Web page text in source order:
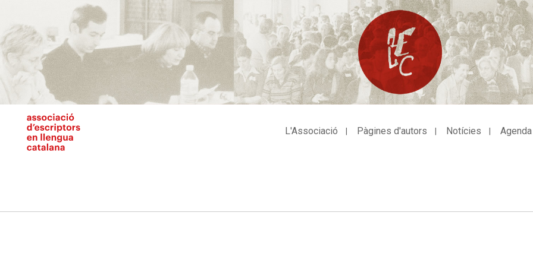
contingut
L'Associació Pàgines d'autors Notícies Agenda